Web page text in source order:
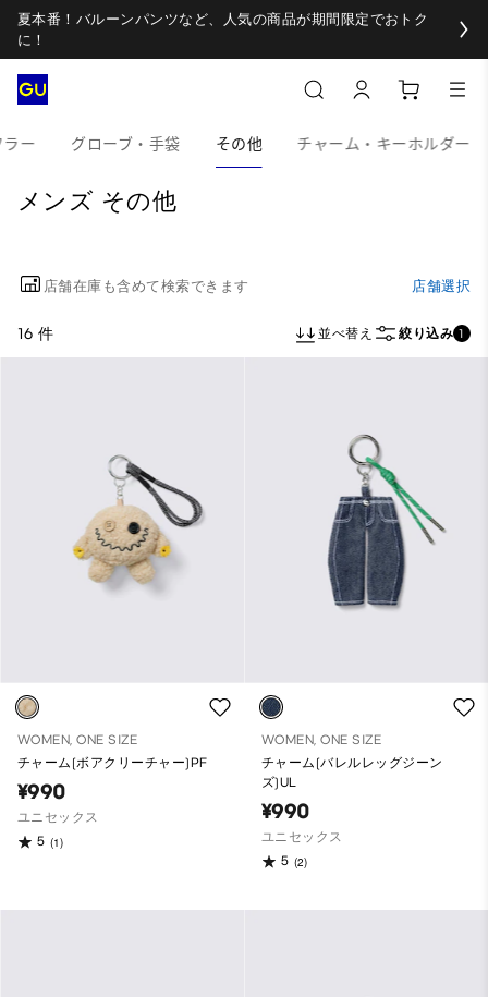
夏本番！バルーンパンツなど、人気の商品が期間限定でおトク
に！
ー グローブ・手袋 その他 チャーム・キーホルダー
メンズ その他
店舗在庫も含めて検索できます 店舗選択
16 件 並べ替え 絞り込み 1
WOMEN, ONE SIZE
チャーム(ボアクリーチャー)PF
¥990
ユニセックス
5 (1)
WOMEN, ONE SIZE
チャーム(バレルレッグジーン
ズ)UL
¥990
ユニセックス
5 (2)